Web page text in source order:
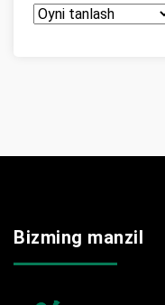
Arxir
Bizming manzil